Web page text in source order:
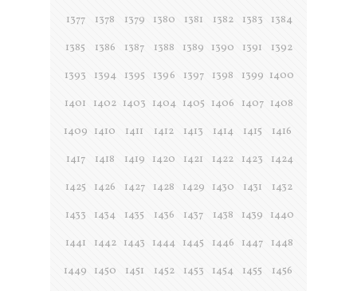
1377
1378 1379 1380 1381 1382 1383
1384
1385
1386 1387 1388 1389 1390 1391
1392
1393
1394 1395 1396 1397 1398 1399 1400
1401
1402 1403 1404 1405 1406 1407 1408
1409 1410 1411 1412 1413 1414 1415
1416
1417
1418 1419 1420 1421 1422 1423
1424
1425
1426 1427 1428 1429 1430 1431
1432
1433
1434 1435 1436 1437 1438 1439
1440
1441
1442 1443 1444 1445 1446 1447
1448
1449
1450 1451 1452 1453 1454 1455
1456